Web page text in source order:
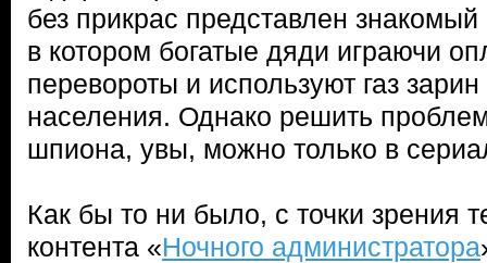
без прикрас представлен
в котором богатые дяди играючи
перевороты и используют газ
населения. Однако решить
шпиона, увы, можно только в
Как бы то ни было, с точки зрения
контента «Ночного администратора